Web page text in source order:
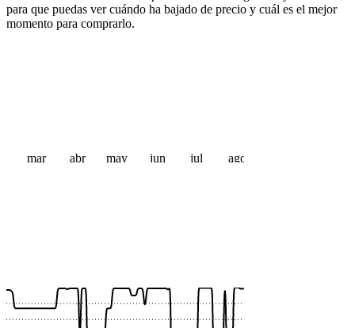
para que puedas ver cuándo ha bajado de precio y cuál es el mejor
momento para comprarlo.
mar abr may jun jul ago